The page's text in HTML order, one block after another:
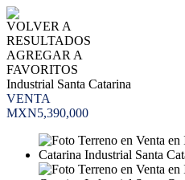
VOLVER A
RESULTADOS
AGREGAR A
FAVORITOS
Industrial Santa Catarina
VENTA
MXN5,390,000